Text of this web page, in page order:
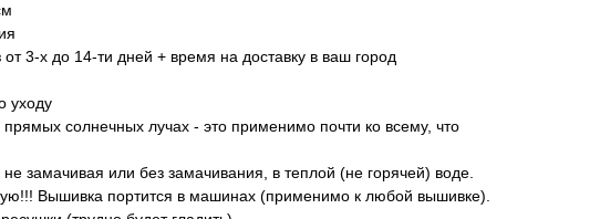
3-х до 14-ти дней + время на доставку в ваш город
уходу
солнечных лучах - это применимо почти ко всему, что
не замачивая или без замачивания, в теплой (не горячей) воде.
Вышивка портится в машинах (применимо к любой вышивке).